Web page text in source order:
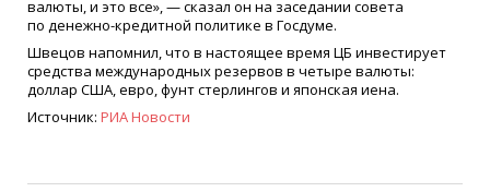
валюты, и это все», — сказал он на заседании совета
по денежно-кредитной политике в Госдуме.
Швецов напомнил, что в настоящее время ЦБ инвестирует
средства международных резервов в четыре валюты:
доллар США, евро, фунт стерлингов и японская иена.
Источник: РИА Новости